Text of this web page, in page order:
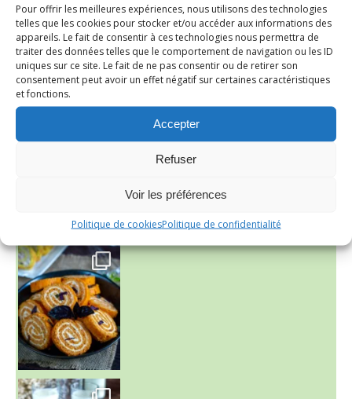
Pour offrir les meilleures expériences, nous utilisons des technologies
telles que les cookies pour stocker et/ou accéder aux informations des
appareils. Le fait de consentir à ces technologies nous permettra de
traiter des données telles que le comportement de navigation ou les ID
uniques sur ce site. Le fait de ne pas consentir ou de retirer son
consentement peut avoir un effet négatif sur certaines caractéristiques
et fonctions.
Accepter
Refuser
Voir les préférences
Politique de cookiesPolitique de confidentialité